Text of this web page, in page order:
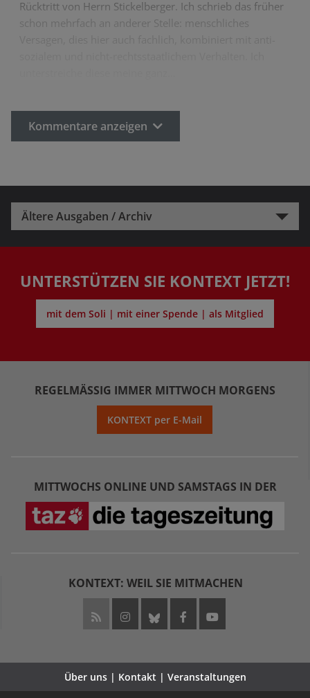
Rücktritt von Herrn Stickelberger. Ich schrieb das früher
schon mehrfach an anderer Stelle: menschliches
Kommentare anzeigen
Ältere Ausgaben / Archiv
UNTERSTÜTZEN SIE KONTEXT JETZT!
mit dem Soli | mit einer Spende | als Mitglied
REGELMÄSSIG IMMER MITTWOCH MORGENS
KONTEXT per E-Mail
MITTWOCHS ONLINE UND SAMSTAGS IN DER
KONTEXT: WEIL SIE MITMACHEN
Über uns | Kontakt | Veranstaltungen